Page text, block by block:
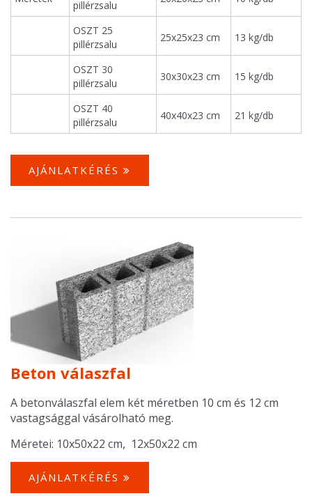
pillérzsalu
OSZT 25
pillérzsalu
25x25x23 cm 13 kg/db
OSZT 30
pillérzsalu
30x30x23 cm 15 kg/db
OSZT 40
pillérzsalu
40x40x23 cm 21 kg/db
AJÁNLATKÉRÉS
Beton válaszfal
A betonválaszfal elem két méretben 10 cm és 12 cm
vastagsággal vásárolható meg.
Méretei: 10x50x22 cm, 12x50x22 cm
AJÁNLATKÉRÉS